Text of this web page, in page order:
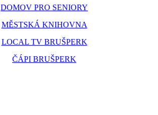
DOMOV PRO SENIORY
MĚSTSKÁ KNIHOVNA
LOCAL TV BRUŠPERK
ČÁPI BRUŠPERK